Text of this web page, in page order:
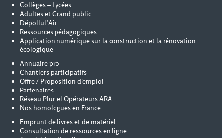
Collèges – Lycées
Adultes et Grand public
Dépollul’Air
Ressources pédagogiques
Application numérique sur la construction et la rénovation
écologique
Annuaire pro
Chantiers participatifs
Offre / Proposition d'emploi
Partenaires
Réseau Pluriel Opérateurs ARA
Nos homologues en France
Emprunt de livres et de matériel
Consultation de ressources en ligne